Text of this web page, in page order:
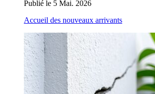
Publié le 5 Mai. 2026
Accueil des nouveaux arrivants